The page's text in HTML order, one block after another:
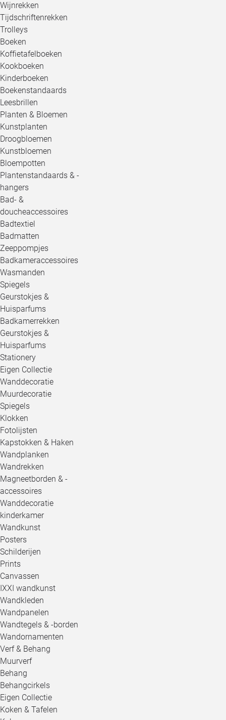
Wijnrekken
Tijdschriftenrekken
Trolleys
Boeken
Koffietafelboeken
Kookboeken
Kinderboeken
Boekenstandaards
Leesbrillen
Planten & Bloemen
Kunstplanten
Droogbloemen
Kunstbloemen
Bloempotten
Plantenstandaards & -
hangers
Bad- &
doucheaccessoires
Badtextiel
Badmatten
Zeeppompjes
Badkameraccessoires
Wasmanden
Spiegels
Geurstokjes &
Huisparfums
Badkamerrekken
Geurstokjes &
Huisparfums
Stationery
Eigen Collectie
Wanddecoratie
Muurdecoratie
Spiegels
Klokken
Fotolijsten
Kapstokken & Haken
Wandplanken
Wandrekken
Magneetborden & -
accessoires
Wanddecoratie
kinderkamer
Wandkunst
Posters
Schilderijen
Prints
Canvassen
IXXI wandkunst
Wandkleden
Wandpanelen
Wandtegels & -borden
Wandornamenten
Verf & Behang
Muurverf
Behang
Behangcirkels
Eigen Collectie
Koken & Tafelen